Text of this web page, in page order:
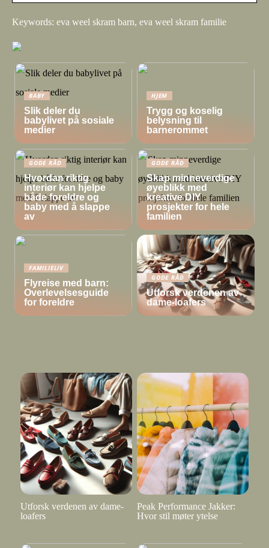
Keywords: eva weel skram barn, eva weel skram familie
BABY
Slik deler du
babylivet på sosiale
medier
HJEM
Trygg og koselig
belysning til
barnerommet
GODE RÅD
Hvordan riktig
interiør kan hjelpe
både foreldre og
baby med å slappe
av
GODE RÅD
Skap minneverdige
øyeblikk med
kreative DIY
prosjekter for hele
familien
FAMILIELIV
Flyreise med barn:
Overlevelsesguide
for foreldre
GODE RÅD
Utforsk verdenen av
dame-loafers
Utforsk verdenen av dame-
loafers
Peak Performance Jakker:
Hvor stil møter ytelse